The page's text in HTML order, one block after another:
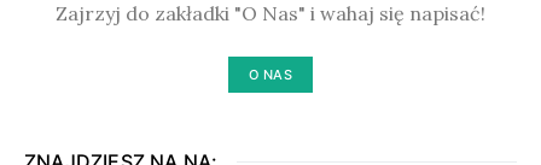
Zajrzyj do zakładki "O Nas" i wahaj się napisać!
O NAS